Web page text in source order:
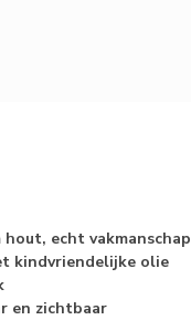
echt vakmanschap
kindvriendelijke olie
en zichtbaar